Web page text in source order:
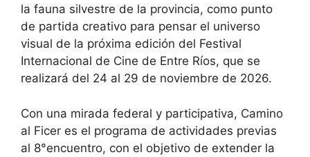
la fauna silvestre de la provincia, como punto
de partida creativo para pensar el universo
visual de la próxima edición del Festival
Internacional de Cine de Entre Ríos, que se
realizará del 24 al 29 de noviembre de 2026.
Con una mirada federal y participativa, Camino
al Ficer es el programa de actividades previas
al 8°encuentro, con el objetivo de extender la